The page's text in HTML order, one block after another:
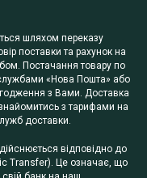
шляхом переказу
поставки та рахунок на
Постачання товару по
службами «Нова Пошта» або
з Вами. Доставка
з тарифами на
доставки.
відповідно до
Transfer). Це означає, що